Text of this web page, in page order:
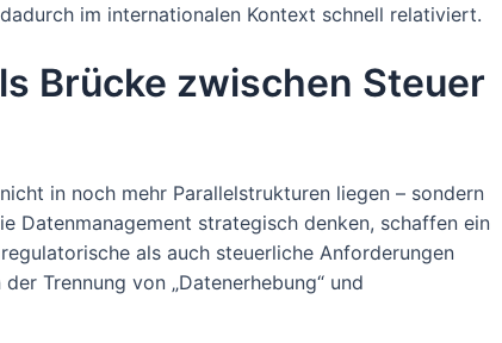
im internationalen Kontext schnell relativiert.
Brücke zwischen Steuer
in noch mehr Parallelstrukturen liegen – sondern
Datenmanagement strategisch denken, schaffen ein
als auch steuerliche Anforderungen
Trennung von „Datenerhebung“ und